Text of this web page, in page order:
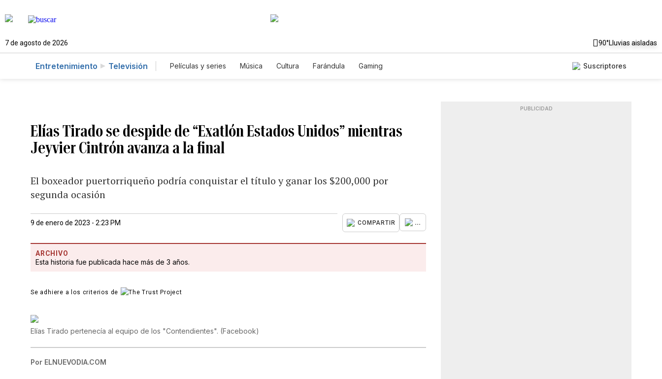
7 de agosto de 2026 90°Lluvias aisladas
Entretenimiento Televisión Películas y series Música Cultura Farándula Gaming Suscriptores
Elías Tirado se despide de “Exatlón Estados Unidos” mientras
Jeyvier Cintrón avanza a la final
El boxeador puertorriqueño podría conquistar el título y ganar los $200,000 por
segunda ocasión
9 de enero de 2023 - 2:23 PM COMPARTIR ...
ARCHIVO
Esta historia fue publicada hace más de 3 años.
Se adhiere a los criterios de
Elías Tirado pertenecía al equipo de los "Contendientes". (Facebook)
Por ELNUEVODIA.COM
PUBLICIDAD